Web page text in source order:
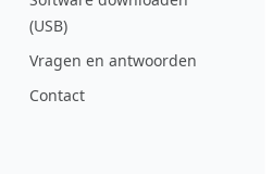
(USB)
Vragen en antwoorden
Contact